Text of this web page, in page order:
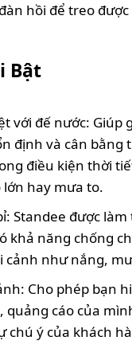
hồi để treo
Bật
với đế nước: Giúp
định và cân bằng
điều kiện thời
hay mưa to.
Standee được
khả năng chống
cảnh như nắng,
Cho phép bạn
quảng cáo của
chú ý của khách